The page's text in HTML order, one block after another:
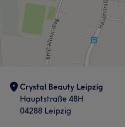
Crystal Beauty Leipzig
Hauptstraße 48H
04288 Leipzig